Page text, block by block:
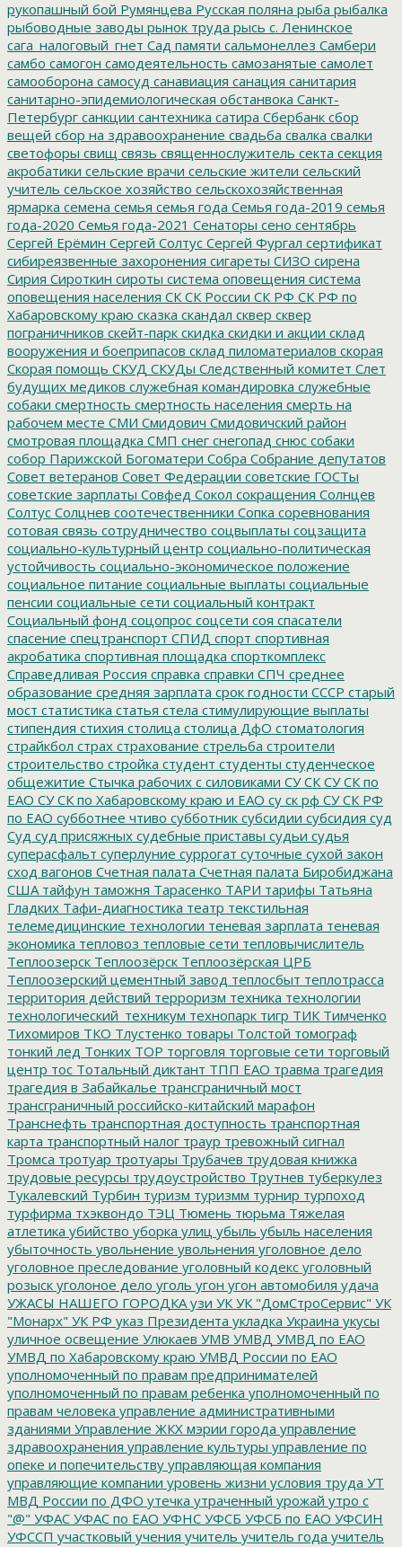
рукопашный бой Румянцева Русская поляна рыба рыбалка
рыбоводные заводы рынок труда рысь с. Ленинское
сага_налоговый_гнет Сад памяти сальмонеллез Самбери
самбо самогон самодеятельность самозанятые самолет
самооборона самосуд санавиация санация санитария
санитарно-эпидемиологическая обстанвока Санкт-
Петербург санкции сантехника сатира Сбербанк сбор
вещей сбор на здравоохранение свадьба свалка свалки
светофоры свищ связь священнослужитель секта секция
акробатики сельские врачи сельские жители сельский
учитель сельское хозяйство сельскохозяйственная
ярмарка семена семья семья года Семья года-2019 семья
года-2020 Семья года-2021 Сенаторы сено сентябрь
Сергей Ерёмин Сергей Солтус Сергей Фургал сертификат
сибиреязвенные захоронения сигареты СИЗО сирена
Сирия Сироткин сироты система оповещения система
оповещения населения СК СК России СК РФ СК РФ по
Хабаровскому краю сказка скандал сквер сквер
пограничников скейт-парк скидка скидки и акции склад
вооружения и боеприпасов склад пиломатериалов скорая
Скорая помощь СКУД СКУДы Следственный комитет Слет
будущих медиков служебная командировка служебные
собаки смертность смертность населения смерть на
рабочем месте СМИ Смидович Смидовичский район
смотровая площадка СМП снег снегопад снюс собаки
собор Парижской Богоматери Собра Собрание депутатов
Совет ветеранов Совет Федерации советские ГОСТы
советские зарплаты Совфед Сокол сокращения Солнцев
Солтус Солцнев соотечественники Сопка соревнования
сотовая связь сотрудничество соцвыплаты соцзащита
социально-культурный центр социально-политическая
устойчивость социально-экономическое положение
социальное питание социальные выплаты социальные
пенсии социальные сети социальный контракт
Социальный фонд соцопрос соцсети соя спасатели
спасение спецтранспорт СПИД спорт спортивная
акробатика спортивная площадка спорткомплекс
Справедливая Россия справка справки СПЧ среднее
образование средняя зарплата срок годности СССР старый
мост статистика статья стела стимулирующие выплаты
стипендия стихия столица столица ДфО стоматология
страйкбол страх страхование стрельба строители
строительство стройка студент студенты студенческое
общежитие Стычка рабочих с силовиками СУ СК СУ СК по
ЕАО СУ СК по Хабаровскому краю и ЕАО су ск рф СУ СК РФ
по ЕАО субботнее чтиво субботник субсидии субсидия суд
Суд суд присяжных судебные приставы судьи судья
суперасфальт суперлуние суррогат суточные сухой закон
сход вагонов Счетная палата Счетная палата Биробиджана
США тайфун таможня Тарасенко ТАРИ тарифы Татьяна
Гладких Тафи-диагностика театр текстильная
телемедицинские технологии теневая зарплата теневая
экономика тепловоз тепловые сети тепловычислитель
Теплоозерск Теплоозёрск Теплоозёрская ЦРБ
Теплоозерский цементный завод теплосбыт теплотрасса
территория действий терроризм техника технологии
технологический_техникум технопарк тигр ТИК Тимченко
Тихомиров ТКО Тлустенко товары Толстой томограф
тонкий лед Тонких ТОР торговля торговые сети торговый
центр тос Тотальный диктант ТПП ЕАО травма трагедия
трагедия в Забайкалье трансграничный мост
трансграничный российско-китайский марафон
Транснефть транспортная доступность транспортная
карта транспортный налог траур тревожный сигнал
Тромса тротуар тротуары Трубачев трудовая книжка
трудовые ресурсы трудоустройство Трутнев туберкулез
Тукалевский Турбин туризм туризмм турнир турпоход
турфирма тхэквондо ТЭЦ Тюмень тюрьма Тяжелая
атлетика убийство уборка улиц убыль убыль населения
убыточность увольнение увольнения уголовное дело
уголовное преследование уголовный кодекс уголовный
розыск уголоное дело уголь угон угон автомобиля удача
УЖАСЫ НАШЕГО ГОРОДКА узи УК УК "ДомСтроСервис" УК
"Монарх" УК РФ указ Президента укладка Украина укусы
уличное освещение Улюкаев УМВ УМВД УМВД по ЕАО
УМВД по Хабаровскому краю УМВД России по ЕАО
уполномоченный по правам предпринимателей
уполномоченный по правам ребенка уполномоченный по
правам человека управление административными
зданиями Управление ЖКХ мэрии города управление
здравоохранения управление культуры управление по
опеке и попечительству управляющая компания
управляющие компании уровень жизни условия труда УТ
МВД России по ДФО утечка утраченный урожай утро с
"@" УФАС УФАС по ЕАО УФНС УФСБ УФСБ по ЕАО УФСИН
УФССП участковый учения учитель учитель года учитель